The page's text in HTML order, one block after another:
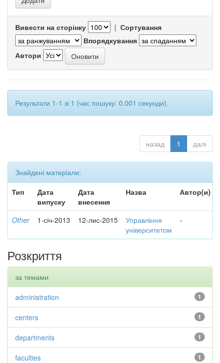
Вивести на сторінку | Сортування
Впорядкування
Автори
Результати 1-1 зі 1 (час пошуку: 0.001 секунди).
назад 1 далі
Знайдені матеріали:
Тип
Дата
випуску
Дата
внесення
Назва Автор(и)
Other 1-січ-2013 12-лис-2015
Управління
університетом
-
Розкриття
за темами
1
administration
1
centers
1
departments
1
faculties